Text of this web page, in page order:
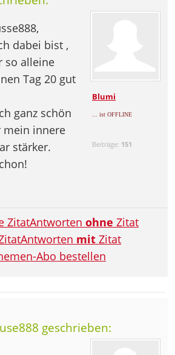
Blumi
... ist OFFLINE
Beiträge: 151
dabei bist ,
so alleine
Tag 20 gut
ganz schön
mein innere
stärker.
Antworten ohne Zitat
Antworten mit Zitat
Abo bestellen
geschrieben: